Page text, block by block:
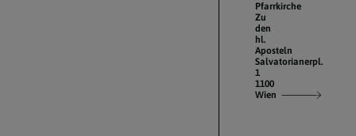
Pfarrkirche
Zu
den
hl.
Aposteln
Salvatorianerpl.
1
1100
Wien